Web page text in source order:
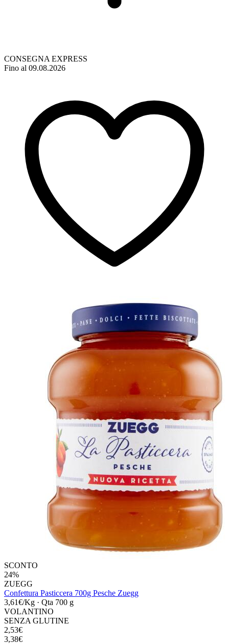
CONSEGNA EXPRESS
Fino al 09.08.2026
SCONTO
24%
ZUEGG
Confettura Pasticcera 700g Pesche Zuegg
3,61€/Kg · Qta 700 g
VOLANTINO
SENZA GLUTINE
2,53€
3,38€